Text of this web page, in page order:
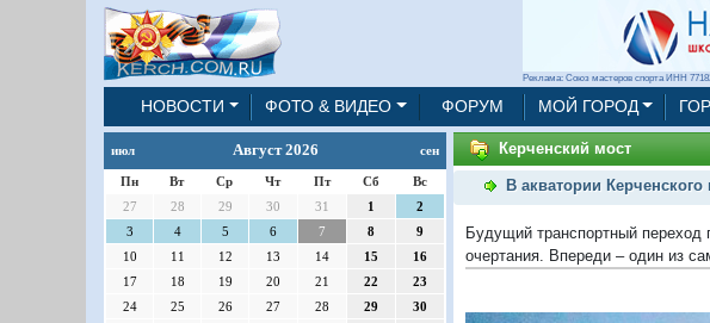
Реклама: Союз мастеров спорта ИНН
НОВОСТИ ФОТО & ВИДЕО ФОРУМ МОЙ ГОРОД
июл Август 2026 сен
Пн Вт Ср Чт Пт Сб
Вс
27
28 29 30 31 1
2
3
4 5 6 7 8
9
10
11 12 13 14 15
16
17
18 19 20 21 22
23
24
25 26 27 28 29
30
Керченский мост
В акватории Керченского
Будущий транспортный
очертания. Впереди – один из